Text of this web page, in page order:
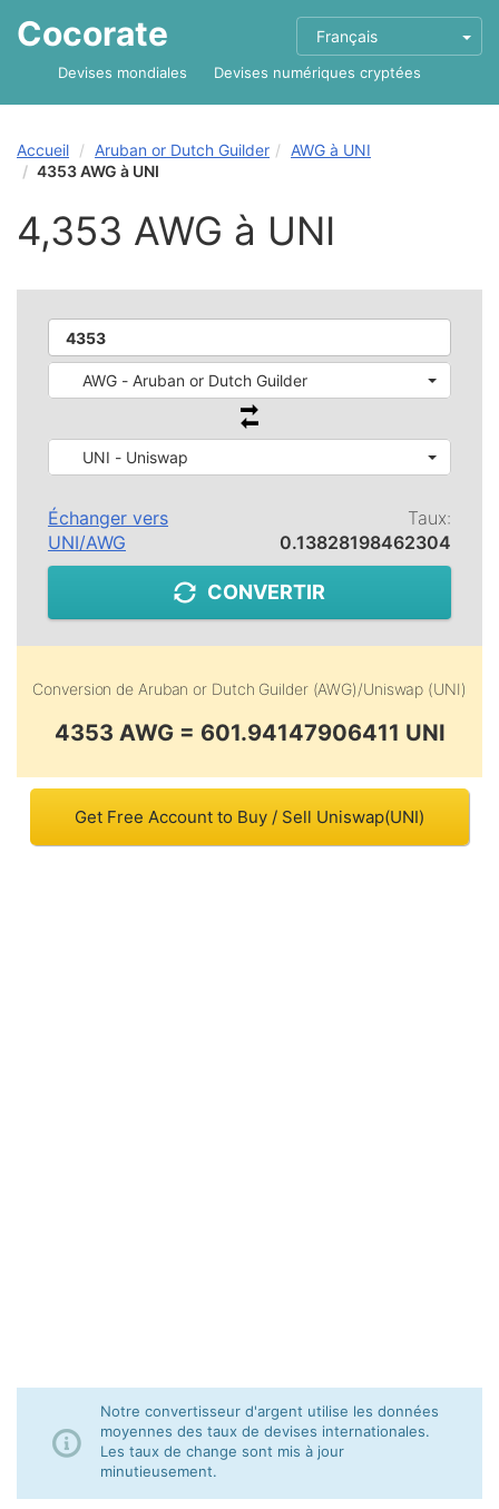
Cocorate Français
Devises mondiales Devises numériques cryptées
Accueil Aruban or Dutch Guilder
AWG à UNI
4353 AWG à UNI
4,353 AWG à UNI
AWG - Aruban or Dutch Guilder
UNI - Uniswap
Échanger vers
UNI/AWG
Taux:
0.13828198462304
CONVERTIR
Conversion de Aruban or Dutch Guilder (AWG)/Uniswap (UNI)
4353 AWG = 601.94147906411 UNI
Get Free Account to Buy / Sell Uniswap(UNI)
Notre convertisseur d'argent utilise les données
moyennes des taux de devises internationales.
Les taux de change sont mis à jour
minutieusement.